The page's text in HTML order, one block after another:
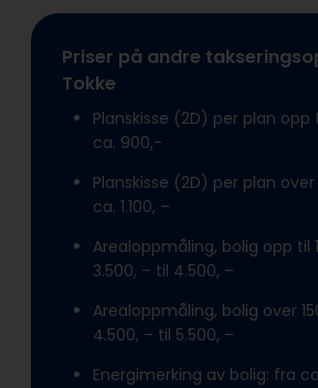
Priser på andre
Tokke
Planskisse (2D) per plan opp
ca. 900,-
Planskisse (2D) per plan
ca. 1.100, –
Arealoppmåling, bolig opp til
3.500, – til 4.500, –
Arealoppmåling, bolig over
4.500, – til 5.500, –
Energimerking av bolig: fra